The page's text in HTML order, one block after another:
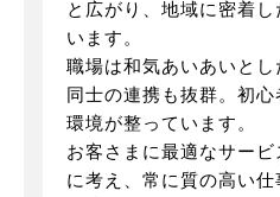
と広がり、地域に密着
います。
職場は和気あいあいと
同士の連携も抜群。初
環境が整っています。
お客さまに最適なサー
に考え、常に質の高い